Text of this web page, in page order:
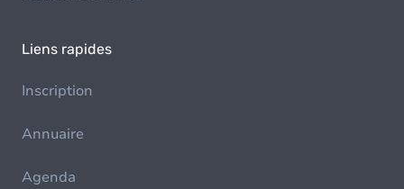
Liens rapides
Inscription
Annuaire
Agenda